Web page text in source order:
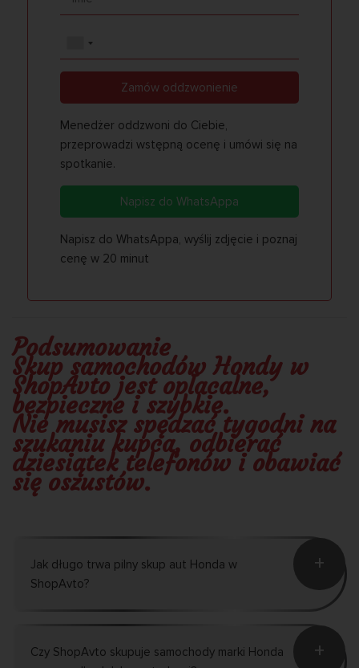
Zamów oddzwonienie
Menedżer oddzwoni do Ciebie,
przeprowadzi wstępną ocenę i umówi się na
spotkanie.
Napisz do WhatsAppa
Napisz do WhatsAppa, wyślij zdjęcie i poznaj
cenę w 20 minut
Podsumowanie
Skup samochodów Hondy w
ShopAvto jestopłacalne,
bezpieczne i szybkie.
Nie musisz spędzać tygodni na
szukaniu kupca, odbierać
dziesiątek telefonów i obawiać
się oszustów.
Jak długo trwa pilny skup aut Honda w
ShopAvto?
+
Czy ShopAvto skupuje samochody marki Honda
+